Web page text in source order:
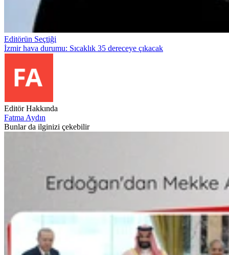
Editörün Seçtiği
İzmir hava durumu: Sıcaklık 35 dereceye çıkacak
Editör Hakkında
Fatma Aydın
Bunlar da ilginizi çekebilir